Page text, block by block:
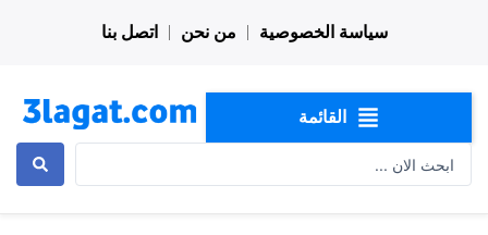
سياسة الخصوصية من نحن اتصل بنا
القائمة